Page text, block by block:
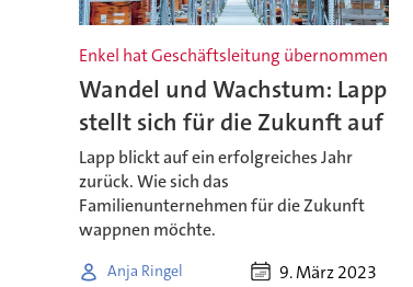
Enkel hat Geschäftsleitung übernommen
Wandel und Wachstum: Lapp
stellt sich für die Zukunft auf
Lapp blickt auf ein erfolgreiches Jahr
zurück. Wie sich das
Familienunternehmen für die Zukunft
wappnen möchte.
Anja Ringel 9. März 2023